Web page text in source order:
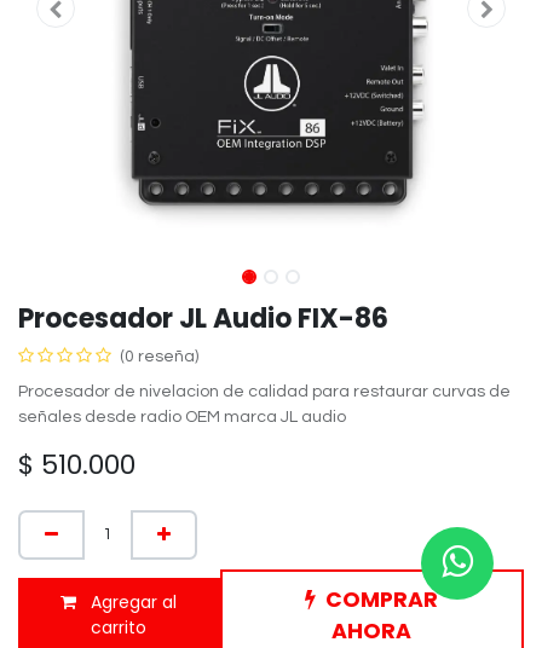
Procesador JL Audio FIX-86
(0 reseña)
Procesador de nivelacion de calidad para restaurar curvas de
señales desde radio OEM marca JL audio
$ 510.000
Agregar al
carrito
COMPRAR
AHORA